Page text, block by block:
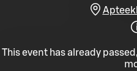
This event has already